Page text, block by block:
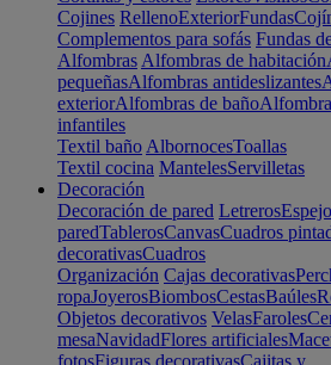
Cojines RellenoExteriorFundas
Complementos para sofás Fundas
Alfombras Alfombras de habitación
pequeñasAlfombras antideslizantes
exteriorAlfombras de baño
infantiles
Textil baño AlbornocesToallas
Textil cocina MantelesServilletas
Decoración
Decoración de pared Letreros
paredTablerosCanvasCuadros
decorativasCuadros
Organización Cajas decorativas
ropaJoyerosBiombosCestasBaúles
Objetos decorativos VelasFaroles
mesaNavidadFlores artificiales
fotosFiguras decorativasCajitas y